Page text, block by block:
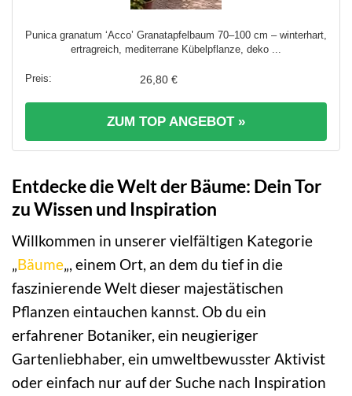
Punica granatum ‘Acco’ Granatapfelbaum 70–100 cm – winterhart,
ertragreich, mediterrane Kübelpflanze, deko ...
26,80 €
ZUM TOP ANGEBOT »
Entdecke die Welt der Bäume: Dein Tor
zu Wissen und Inspiration
Willkommen in unserer vielfältigen Kategorie
„Bäume„, einem Ort, an dem du tief in die
faszinierende Welt dieser majestätischen
Pflanzen eintauchen kannst. Ob du ein
erfahrener Botaniker, ein neugieriger
Gartenliebhaber, ein umweltbewusster Aktivist
oder einfach nur auf der Suche nach Inspiration